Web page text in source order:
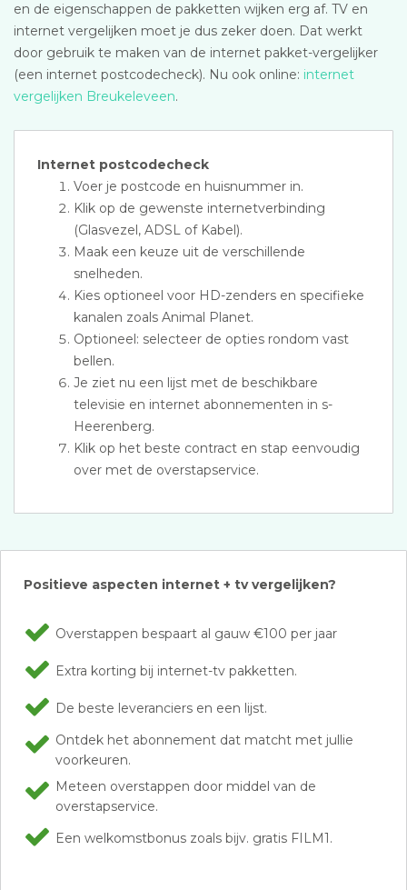
en de eigenschappen de pakketten wijken erg af. TV en
internet vergelijken moet je dus zeker doen. Dat werkt
door gebruik te maken van de internet pakket-vergelijker
(een internet postcodecheck). Nu ook online: internet
vergelijken Breukeleveen.
Internet postcodecheck
Voer je postcode en huisnummer in.
Klik op de gewenste internetverbinding
(Glasvezel, ADSL of Kabel).
Maak een keuze uit de verschillende
snelheden.
Kies optioneel voor HD-zenders en specifieke
kanalen zoals Animal Planet.
Optioneel: selecteer de opties rondom vast
bellen.
Je ziet nu een lijst met de beschikbare
televisie en internet abonnementen in s-
Heerenberg.
Klik op het beste contract en stap eenvoudig
over met de overstapservice.
Positieve aspecten internet + tv vergelijken?
Overstappen bespaart al gauw €100 per jaar
Extra korting bij internet-tv pakketten.
De beste leveranciers en een lijst.
Ontdek het abonnement dat matcht met jullie
voorkeuren.
Meteen overstappen door middel van de
overstapservice.
Een welkomstbonus zoals bijv. gratis FILM1.